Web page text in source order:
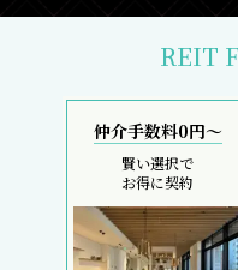
REIT
仲介手数料0円～
賢い選択で
お得に契約